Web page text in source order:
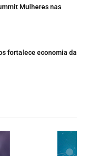
Mulheres nas
fortalece economia da